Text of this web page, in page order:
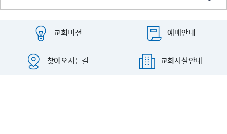
교회비전 예배안내
찾아오시는길 교회시설안내